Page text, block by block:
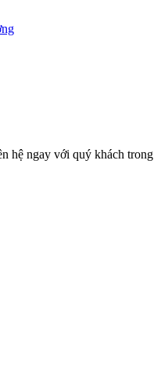
hệ ngay với quý khách trong